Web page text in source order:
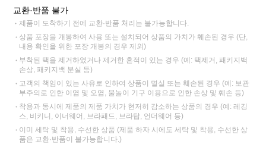
교환·반품 불가
제품이 도착하기 전에 교환·반품 처리는 불가능합니다.
상품 포장을 개봉하여 사용 또는 설치되어 상품의 가치가 훼손된 경우 (단,
내용 확인을 위한 포장 개봉의 경우 제외)
부착된 택을 제거하였거나 제거한 흔적이 있는 경우 (예: 택제거, 패키지백
손상, 패키지백 분실 등)
고객의 책임이 있는 사유로 인하여 상품이 멸실 또는 훼손된 경우 (예: 보관
부주의로 인한 이염 및 오염, 물놀이 기구 이용으로 인한 손상 및 훼손 등)
착용과 동시에 제품의 제품 가치가 현저히 감소하는 상품의 경우 (예: 레깅
스, 비키니, 이너웨어, 브라패드, 브라탑, 언더웨어 등)
이미 세탁 및 착용, 수선한 상품 (제품 하자 시에도 세탁 및 착용, 수선한 상
품은 교환·반품이 불가능합니다.)